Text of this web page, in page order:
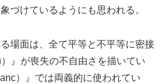
づけているようにも思われる。
場面は、全て平等と不平等に密接
』が喪失の不自由さを描いてい
）』では両義的に使われてい